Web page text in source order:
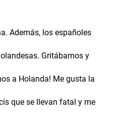
Además, los españoles
Gritábamos y
a Holanda! Me gusta la
que se llevan fatal y me